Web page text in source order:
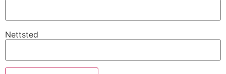
Nettsted